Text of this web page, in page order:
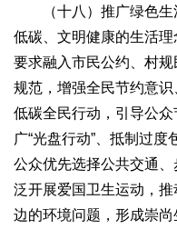
（十八）推广绿色生
低碳、文明健康的生活
要求融入市民公约、村
规范，增强全民节约意
低碳全民行动，引导公
广“光盘行动”、抵制过
公众优先选择公共交通
泛开展爱国卫生运动，
边的环境问题，形成崇尚